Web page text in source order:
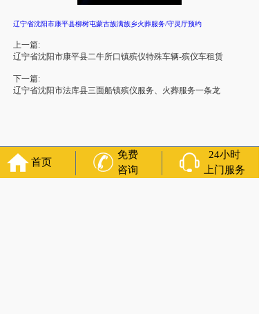
辽宁省沈阳市康平县柳树屯蒙古族满族乡火葬服务/守灵厅预约
上一篇:
辽宁省沈阳市康平县二牛所口镇殡仪特殊车辆-殡仪车租赁
下一篇:
辽宁省沈阳市法库县三面船镇殡仪服务、火葬服务一条龙
首页
免费
咨询
24小时
上门服务